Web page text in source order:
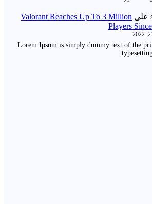
على Valorant Reaches Up To 3 Million
Players
Lorem Ipsum is simply dummy text of the